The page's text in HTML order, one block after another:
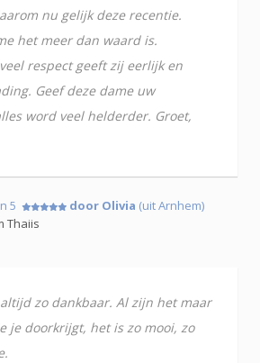
nu gelijk deze recentie.
het meer dan waard is.
respect geeft zij eerlijk en
Geef deze dame uw
word veel helderder. Groet,
5 door Olivia (uit Arnhem)
Thaiis
zo dankbaar. Al zijn het maar
je doorkrijgt, het is zo mooi, zo